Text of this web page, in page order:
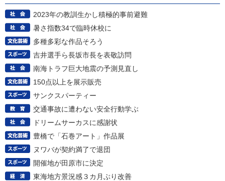
2023年の教訓生かし積極的事前避難
暑さ指数34で臨時休校に
多種多彩な作品そろう
吉井選手ら長坂市長を表敬訪問
南海トラフ巨大地震の予測見直し
150点以上を展示販売
サンクスパーティー
交通事故に遭わない安全行動学ぶ
ドリームサーカスに感謝状
豊橋で「石巻アート」作品展
ヌワバが契約満了で退団
開催地が田原市に決定
東海地方景況感３カ月ぶり改善